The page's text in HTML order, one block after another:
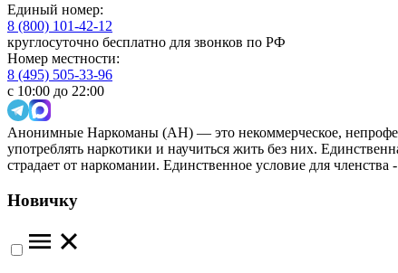
Единый номер:
8 (800) 101-42-12
круглосуточно бесплатно для звонков по РФ
Номер местности:
8 (495) 505-33-96
с 10:00 до 22:00
Анонимные Наркоманы (АН) — это некоммерческое,
употреблять наркотики и научиться жить без них.
страдает от наркомании. Единственное условие для членства
Новичку